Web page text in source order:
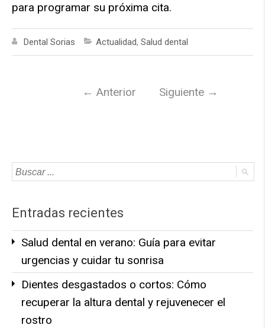
para programar su próxima cita.
Dental Sorias Actualidad, Salud dental
← Anterior Siguiente →
Entradas recientes
Salud dental en verano: Guía para evitar
urgencias y cuidar tu sonrisa
Dientes desgastados o cortos: Cómo
recuperar la altura dental y rejuvenecer el
rostro